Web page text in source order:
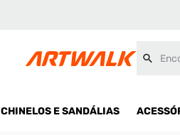
CHINELOS E SANDÁLIAS